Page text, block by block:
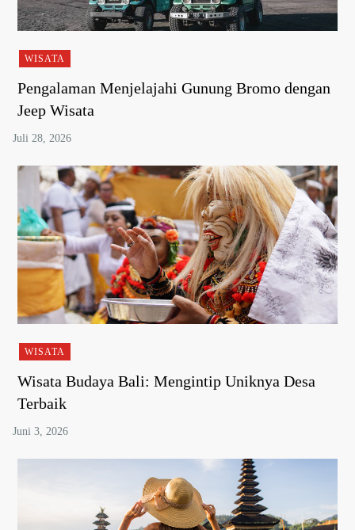
WISATA
Pengalaman Menjelajahi Gunung Bromo dengan
Jeep Wisata
WISATA
Wisata Budaya Bali: Mengintip Uniknya Desa
Terbaik